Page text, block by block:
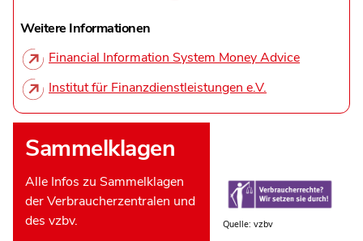
Weitere Informationen
Financial Information System Money Advice
Institut für Finanzdienstleistungen e.V.
Sammelklagen
Alle Infos zu Sammelklagen
der Verbraucherzentralen und
des vzbv.
Quelle: vzbv